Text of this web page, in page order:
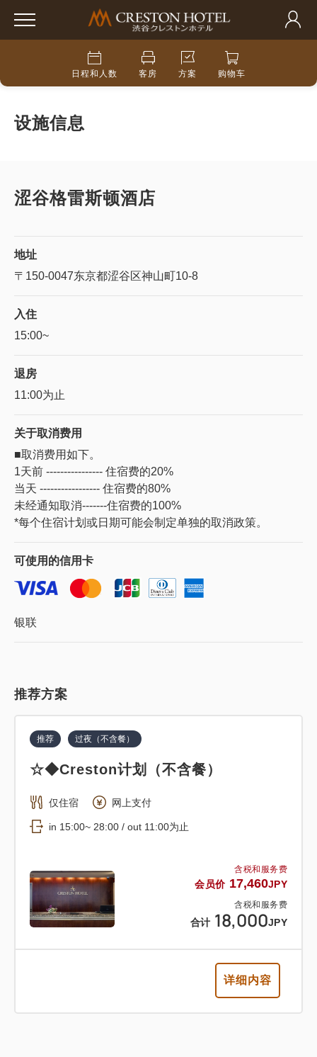
日程和人数 客房 方案 购物车
设施信息
涩谷格雷斯顿酒店
地址
〒150-0047东京都涩谷区神山町10-8
入住
15:00~
退房
11:00为止
关于取消费用
■取消费用如下。
1天前 ---------------- 住宿费的20%
当天 ----------------- 住宿费的80%
未经通知取消-------住宿费的100%
*每个住宿计划或日期可能会制定单独的取消政策。
可使用的信用卡
银联
推荐方案
含税和服务费
会员价 17,460JPY
含税和服务费
合计 18,000JPY
推荐 过夜（不含餐）
☆◆Creston计划（不含餐）
仅住宿 网上支付
in 15:00~ 28:00 / out 11:00为止
详细内容